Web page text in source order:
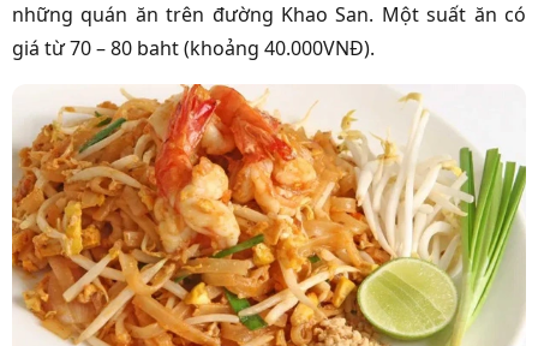
những quán ăn trên đường Khao San. Một suất ăn có
giá từ 70 – 80 baht (khoảng 40.000VNĐ).